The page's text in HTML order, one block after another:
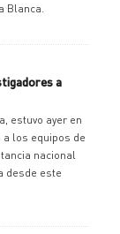
Blanca.
a
estuvo ayer en
a los equipos de
nacional
desde este